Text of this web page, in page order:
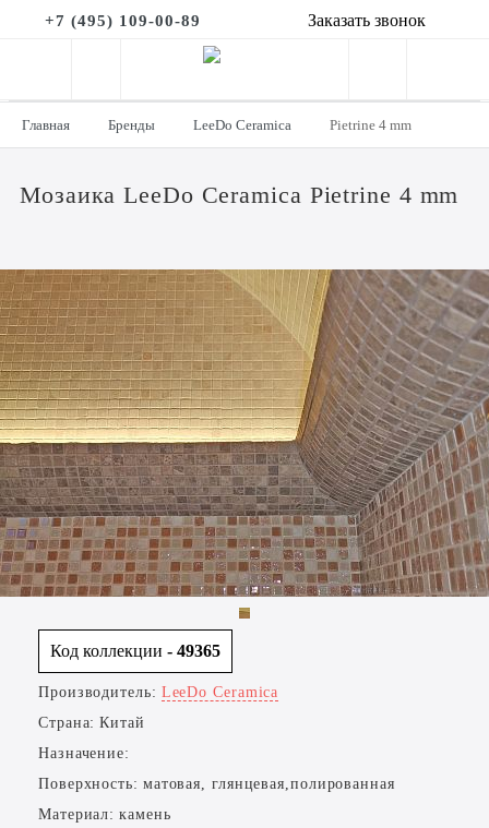
+7 (495) 109-00-89 Заказать звонок
Главная Бренды LeeDo Ceramica Pietrine 4 mm
Мозаика LeeDo Ceramica Pietrine 4 mm
Код коллекции - 49365
Производитель: LeeDo Ceramica
Страна: Китай
Назначение:
Поверхность: матовая, глянцевая,полированная
Материал: камень